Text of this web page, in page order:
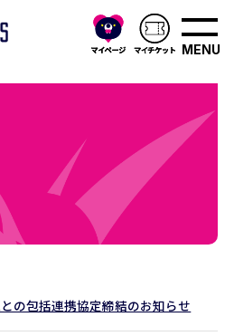
MENU
の包括連携協定締結のお知らせ